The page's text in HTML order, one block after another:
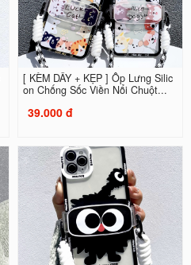
[ KÈM DÂY + KẸP ] Ốp Lưng Silic
on Chống Sốc Viền Nổi Chuột...
39.000 đ